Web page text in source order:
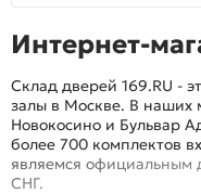
Интернет-
Склад дверей 169.RU -
залы в Москве. В наших
Новокосино и Бульвар
более 700 комплектов
являемся официальным
СНГ.